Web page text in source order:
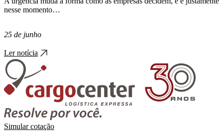
nesse momento…
25 de junho
Ler notícia
Simular cotação